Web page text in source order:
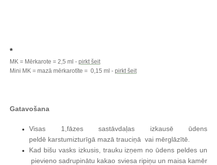
*
MK = Mērkarote = 2,5 ml - pirkt šeit
Mini MK = mazā mērkarotīte = 0,15 ml - pirkt šeit
Gatavošana
Visas 1,fāzes sastāvdaļas izkausē ūdens
peldē karstumizturīgā mazā trauciņā vai mērglāzītē.
Kad bišu vasks izkusis, trauku izņem no ūdens peldes un
pievieno sadrupinātu kakao sviesa ripiņu un maisa kamēr